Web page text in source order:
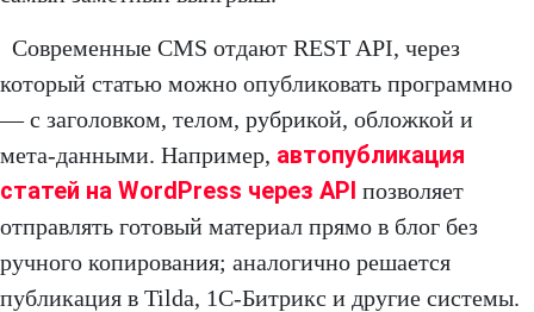
Современные CMS отдают REST API, через
который статью можно опубликовать программно
— с заголовком, телом, рубрикой, обложкой и
мета-данными. Например, автопубликация
статей на WordPress через API позволяет
отправлять готовый материал прямо в блог без
ручного копирования; аналогично решается
публикация в Tilda, 1С-Битрикс и другие системы.